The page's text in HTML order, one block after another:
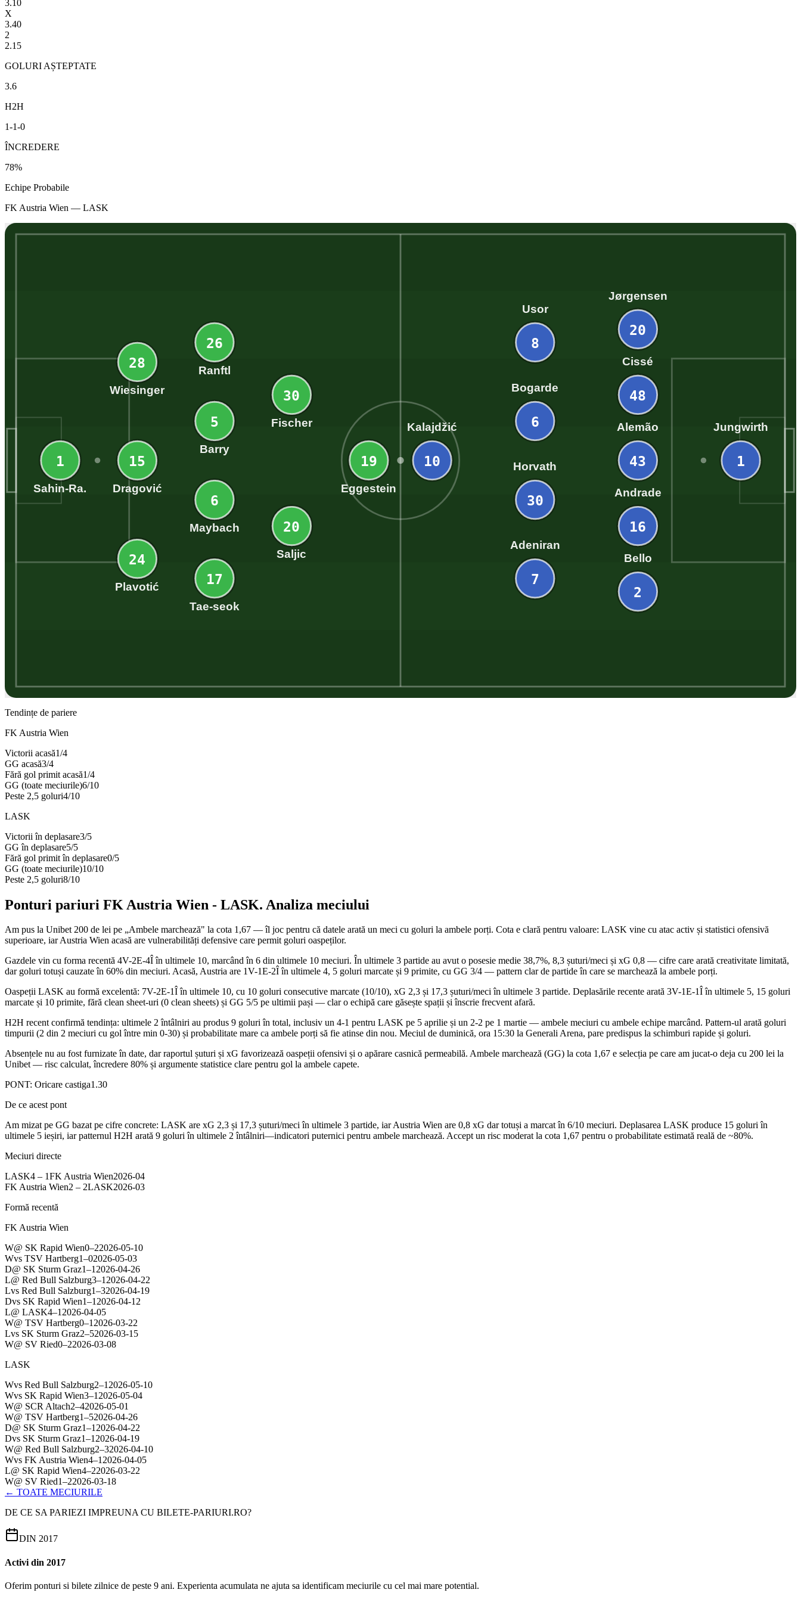
3.10
X
3.40
2
2.15
GOLURI AȘTEPTATE
3.6
H2H
1-1-0
ÎNCREDERE
78%
Echipe Probabile
FK Austria Wien — LASK
1
Sahin-Ra.
28
Wiesinger
15
Dragović
24
Plavotić
26
Ranftl
5
Barry
6
Maybach
17
Tae-seok
30
Fischer
20
Saljic
19
Eggestein
1
Jungwirth
20
Jørgensen
48
Cissé
43
Alemão
16
Andrade
2
Bello
8
Usor
6
Bogarde
30
Horvath
7
Adeniran
10
Kalajdžić
Tendințe de pariere
FK Austria Wien
Victorii acasă1/4
GG acasă3/4
Fără gol primit acasă1/4
GG (toate meciurile)6/10
Peste 2,5 goluri4/10
LASK
Victorii în deplasare3/5
GG în deplasare5/5
Fără gol primit în deplasare0/5
GG (toate meciurile)10/10
Peste 2,5 goluri8/10
Ponturi pariuri FK Austria Wien - LASK. Analiza meciului
Am pus la Unibet 200 de lei pe „Ambele marchează" la cota 1,67 — îl joc pentru că datele arată un meci cu goluri la ambele porți. Cota e clară pentru valoare: LASK vine cu atac activ și statistici ofensivă
superioare, iar Austria Wien acasă are vulnerabilități defensive care permit goluri oaspeților.
Gazdele vin cu forma recentă 4V-2E-4Î în ultimele 10, marcând în 6 din ultimele 10 meciuri. În ultimele 3 partide au avut o posesie medie 38,7%, 8,3 șuturi/meci și xG 0,8 — cifre care arată creativitate limitată,
dar goluri totuși cauzate în 60% din meciuri. Acasă, Austria are 1V-1E-2Î în ultimele 4, 5 goluri marcate și 9 primite, cu GG 3/4 — pattern clar de partide în care se marchează la ambele porți.
Oaspeții LASK au formă excelentă: 7V-2E-1Î în ultimele 10, cu 10 goluri consecutive marcate (10/10), xG 2,3 și 17,3 șuturi/meci în ultimele 3 partide. Deplasările recente arată 3V-1E-1Î în ultimele 5, 15 goluri
marcate și 10 primite, fără clean sheet-uri (0 clean sheets) și GG 5/5 pe ultimii pași — clar o echipă care găsește spații și înscrie frecvent afară.
H2H recent confirmă tendința: ultimele 2 întâlniri au produs 9 goluri în total, inclusiv un 4-1 pentru LASK pe 5 aprilie și un 2-2 pe 1 martie — ambele meciuri cu ambele echipe marcând. Pattern-ul arată goluri
timpurii (2 din 2 meciuri cu gol între min 0-30) și probabilitate mare ca ambele porți să fie atinse din nou. Meciul de duminică, ora 15:30 la Generali Arena, pare predispus la schimburi rapide și goluri.
Absențele nu au fost furnizate în date, dar raportul șuturi și xG favorizează oaspeții ofensivi și o apărare casnică permeabilă. Ambele marchează (GG) la cota 1,67 e selecția pe care am jucat-o deja cu 200 lei la
Unibet — risc calculat, încredere 80% și argumente statistice clare pentru gol la ambele capete.
PONT: Oricare castiga1.30
De ce acest pont
Am mizat pe GG bazat pe cifre concrete: LASK are xG 2,3 și 17,3 șuturi/meci în ultimele 3 partide, iar Austria Wien are 0,8 xG dar totuși a marcat în 6/10 meciuri. Deplasarea LASK produce 15 goluri în
ultimele 5 ieșiri, iar patternul H2H arată 9 goluri în ultimele 2 întâlniri—indicatori puternici pentru ambele marchează. Accept un risc moderat la cota 1,67 pentru o probabilitate estimată reală de ~80%.
Meciuri directe
LASK4 – 1FK Austria Wien2026-04
FK Austria Wien2 – 2LASK2026-03
Formă recentă
FK Austria Wien
W@ SK Rapid Wien0–22026-05-10
Wvs TSV Hartberg1–02026-05-03
D@ SK Sturm Graz1–12026-04-26
L@ Red Bull Salzburg3–12026-04-22
Lvs Red Bull Salzburg1–32026-04-19
Dvs SK Rapid Wien1–12026-04-12
L@ LASK4–12026-04-05
W@ TSV Hartberg0–12026-03-22
Lvs SK Sturm Graz2–52026-03-15
W@ SV Ried0–22026-03-08
LASK
Wvs Red Bull Salzburg2–12026-05-10
Wvs SK Rapid Wien3–12026-05-04
W@ SCR Altach2–42026-05-01
W@ TSV Hartberg1–52026-04-26
D@ SK Sturm Graz1–12026-04-22
Dvs SK Sturm Graz1–12026-04-19
W@ Red Bull Salzburg2–32026-04-10
Wvs FK Austria Wien4–12026-04-05
L@ SK Rapid Wien4–22026-03-22
W@ SV Ried1–22026-03-18
← TOATE MECIURILE
DE CE SA PARIEZI IMPREUNA CU BILETE-PARIURI.RO?
DIN 2017
Activi din 2017
Oferim ponturi si bilete zilnice de peste 9 ani. Experienta acumulata ne ajuta sa identificam meciurile cu cel mai mare potential.